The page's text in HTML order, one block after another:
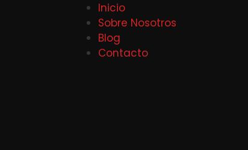
Inicio
Sobre Nosotros
Blog
Contacto